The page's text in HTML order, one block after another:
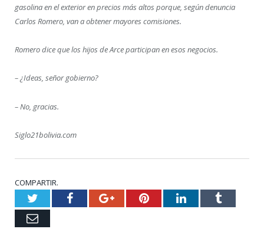
gasolina en el exterior en precios más altos porque, según denuncia
Carlos Romero, van a obtener mayores comisiones.
Romero dice que los hijos de Arce participan en esos negocios.
– ¿Ideas, señor gobierno?
– No, gracias.
Siglo21bolivia.com
COMPARTIR.
TwitterFacebookGoogle+PinterestLinkedInTumblr
Email